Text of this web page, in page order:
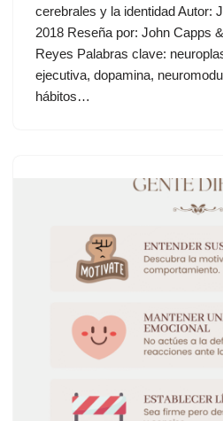
cerebrales y la identidad Autor:
2018 Reseña por: John Capps
Reyes Palabras clave:
ejecutiva, dopamina,
hábitos…